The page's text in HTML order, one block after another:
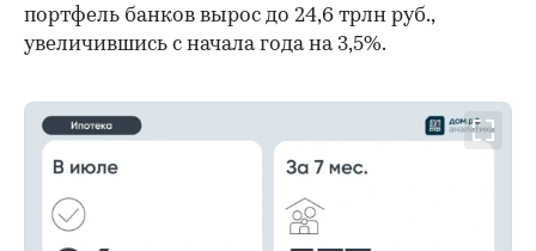
портфель банков вырос до 24,6 трлн руб.,
увеличившись с начала года на 3,5%.